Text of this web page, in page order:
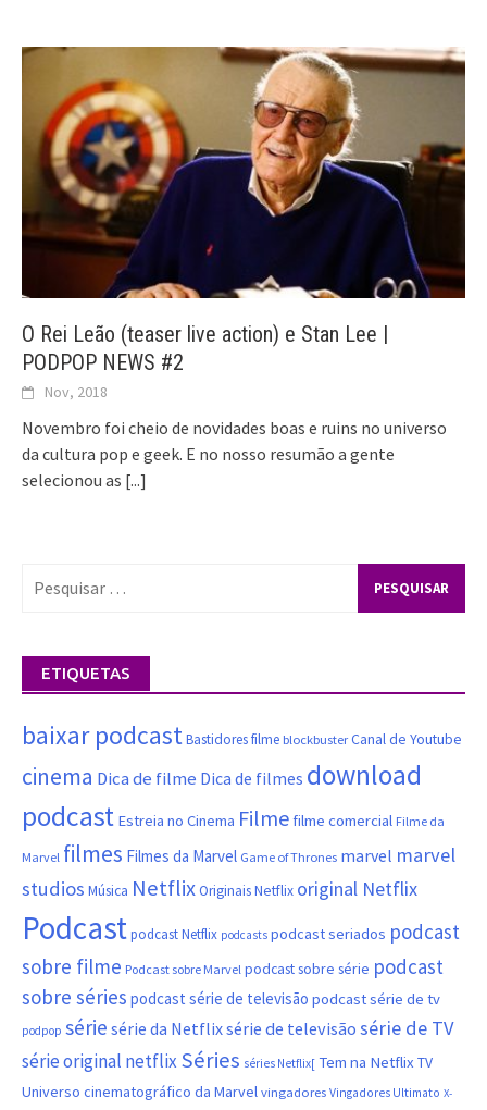
O Rei Leão (teaser live action) e Stan Lee |
PODPOP NEWS #2
Nov, 2018
Novembro foi cheio de novidades boas e ruins no universo
da cultura pop e geek. E no nosso resumão a gente
selecionou as [...]
ETIQUETAS
baixar podcastBastidores filme blockbuster Canal de Youtube
cinema Dica de filme Dica de filmes download
podcast Estreia no Cinema Filmefilme comercial Filme da
Marvel filmes Filmes da Marvel Game of Thrones marvel marvel
studios Música NetflixOriginais Netflix original Netflix
Podcastpodcast Netflix podcasts podcast seriados podcast
sobre filme Podcast sobre Marvel podcast sobre série podcast
sobre séries podcast série de televisão podcast série de tv
podpop série série da Netflixsérie de televisão série de TV
série original netflix Séries séries Netflix[ Tem na Netflix TV
Universo cinematográfico da Marvel vingadores Vingadores Ultimato X-